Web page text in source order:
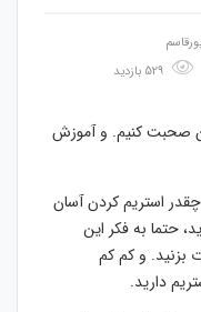
صحبت کنیم. و آموزش
استریم کردن آسان
حتما به فکر این
بزنید. و کم کم
دارید.